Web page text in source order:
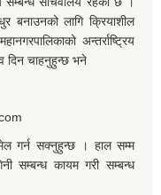
बनाउनको लागि क्रियाशील
अन्तर्राष्ट्रिय
दिन चाहनुहुन्छ भने
गर्न सक्नुहुन्छ । हाल सम्म
सम्बन्ध कायम गरी सम्बन्ध